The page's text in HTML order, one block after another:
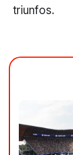
triunfos.